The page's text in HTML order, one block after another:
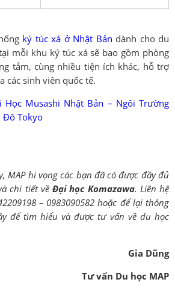
ký túc xá ở Nhật Bản dành cho du
mỗi khu ký túc xá sẽ bao gồm phòng
tắm, cùng nhiều tiện ích khác, hỗ trợ
các sinh viên quốc tế.
Học Musashi Nhật Bản – Ngôi Trường
Đô Tokyo
MAP hi vọng các bạn đã có được đầy đủ
chi tiết về Đại học Komazawa. Liên hệ
– 0983090582 hoặc để lại thông
để tìm hiểu và được tư vấn về du học
Gia Dũng
Tư vấn Du học MAP